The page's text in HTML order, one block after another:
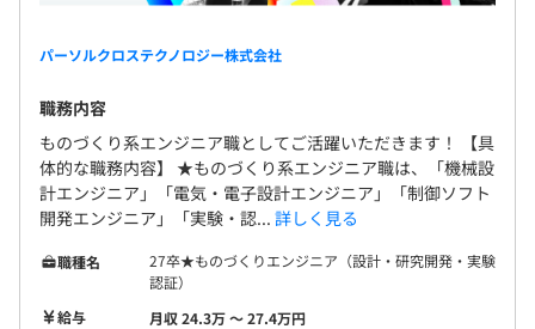
パーソルクロステクノロジー株式会社
職務内容
ものづくり系エンジニア職としてご活躍いただきます！ 【具
体的な職務内容】 ★ものづくり系エンジニア職は、「機械設
計エンジニア」「電気・電子設計エンジニア」「制御ソフト
開発エンジニア」「実験・認... 詳しく見る
職種名
27卒★ものづくりエンジニア（設計・研究開発・実験
認証）
給与
月収 24.3万 〜 27.4万円